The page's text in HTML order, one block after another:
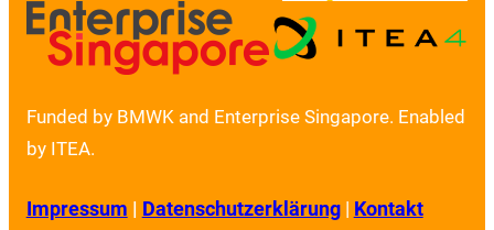
Funded by BMWK and Enterprise Singapore. Enabled
by ITEA.
Impressum | Datenschutzerklärung| Kontakt